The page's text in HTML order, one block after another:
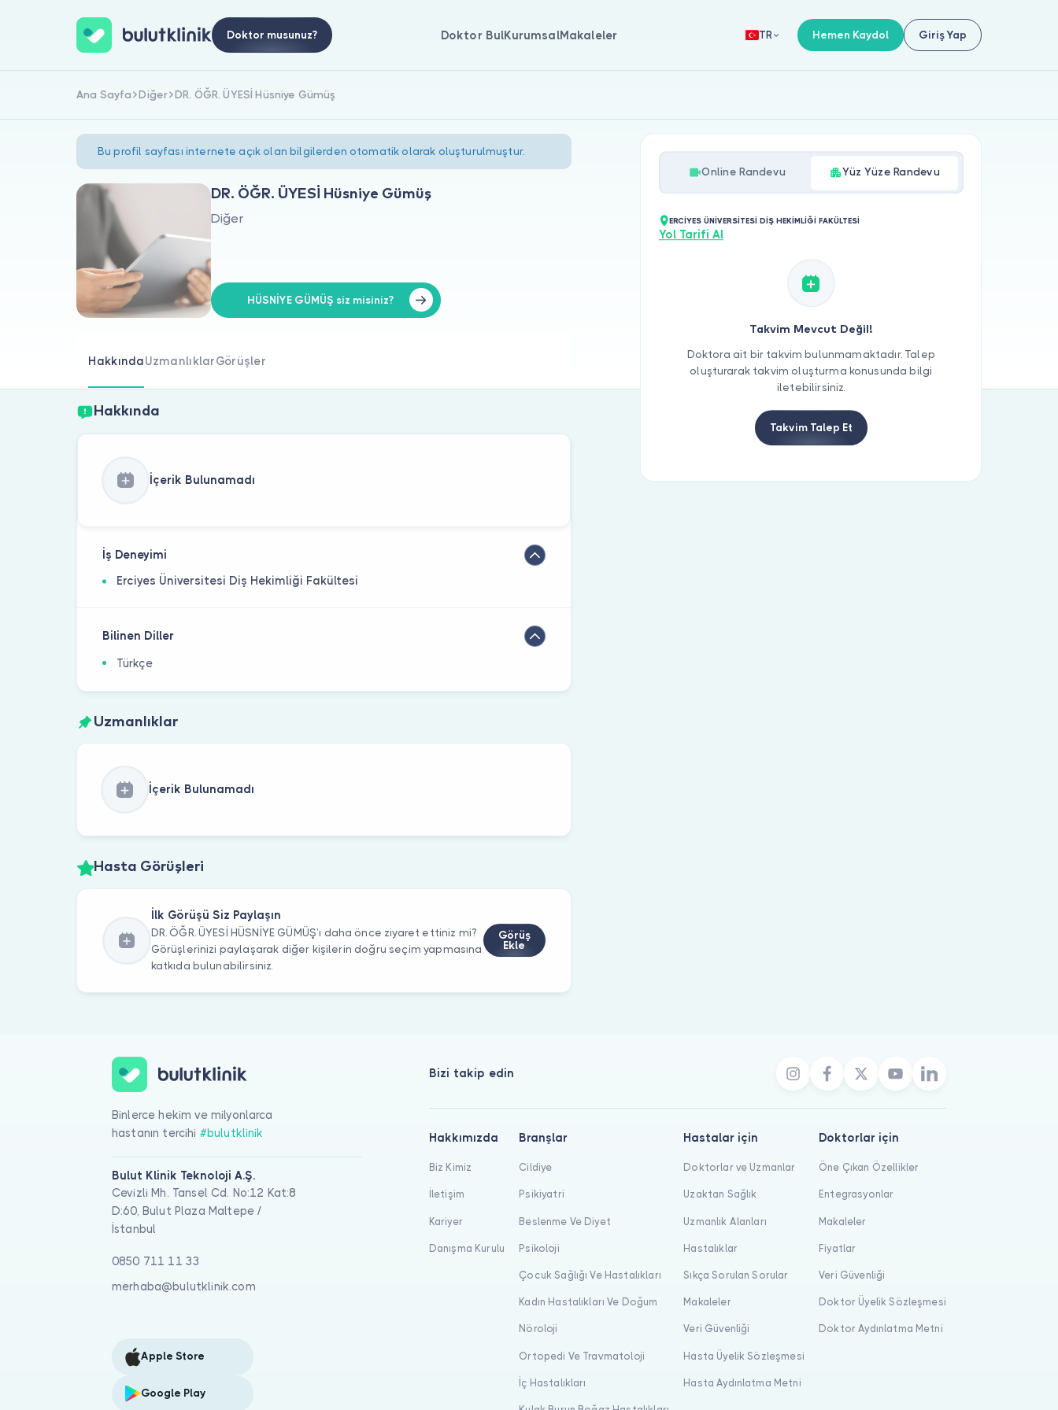
Doktor musunuz? Doktor BulKurumsalMakaleler TR Hemen Kaydol Giriş Yap
Ana Sayfa Diğer DR. ÖĞR. ÜYESİ Hüsniye Gümüş
Bu profil sayfası internete açık olan bilgilerden otomatik olarak oluşturulmuştur.
DR. ÖĞR. ÜYESİ Hüsniye Gümüş
Diğer
HÜSNİYE GÜMÜŞ siz misiniz?
HakkındaUzmanlıklarGörüşler
Hakkında
İçerik Bulunamadı
İş Deneyimi
Erciyes Üniversitesi Diş Hekimliği Fakültesi
Bilinen Diller
Türkçe
Uzmanlıklar
İçerik Bulunamadı
Hasta Görüşleri
İlk Görüşü Siz Paylaşın
DR. ÖĞR. ÜYESİ HÜSNİYE GÜMÜŞ’ı daha önce ziyaret ettiniz mi?
Görüşlerinizi paylaşarak diğer kişilerin doğru seçim yapmasına
katkıda bulunabilirsiniz.
Görüş
Ekle
Online Randevu Yüz Yüze Randevu
ERCİYES ÜNİVERSİTESİ DİŞ HEKİMLİĞİ FAKÜLTESİ
Yol Tarifi Al
Takvim Mevcut Değil!
Doktora ait bir takvim bulunmamaktadır. Talep
oluşturarak takvim oluşturma konusunda bilgi
iletebilirsiniz.
Takvim Talep Et
Binlerce hekim ve milyonlarca
hastanın tercihi #bulutklinik
Bulut Klinik Teknoloji A.Ş.
Cevizli Mh. Tansel Cd. No:12 Kat:8
D:60, Bulut Plaza Maltepe /
İstanbul
0850 711 11 33
merhaba@bulutklinik.com
Apple Store
Google Play
Bizi takip edin
Hakkımızda
Biz Kimiz
İletişim
Kariyer
Danışma Kurulu
Branşlar
Cildiye
Psikiyatri
Beslenme Ve Diyet
Psikoloji
Çocuk Sağlığı Ve Hastalıkları
Kadın Hastalıkları Ve Doğum
Nöroloji
Ortopedi Ve Travmatoloji
İç Hastalıkları
Hastalar için
Doktorlar ve Uzmanlar
Uzaktan Sağlık
Uzmanlık Alanları
Hastalıklar
Sıkça Sorulan Sorular
Makaleler
Veri Güvenliği
Hasta Üyelik Sözleşmesi
Hasta Aydınlatma Metni
Doktorlar için
Öne Çıkan Özellikler
Entegrasyonlar
Makaleler
Fiyatlar
Veri Güvenliği
Doktor Üyelik Sözleşmesi
Doktor Aydınlatma Metni